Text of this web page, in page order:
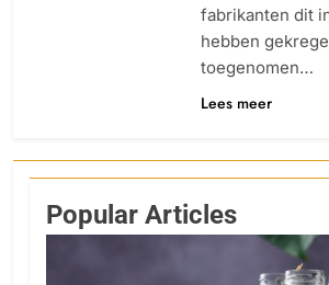
fabrikanten dit
hebben
toegenomen…
Lees meer
Popular Articles